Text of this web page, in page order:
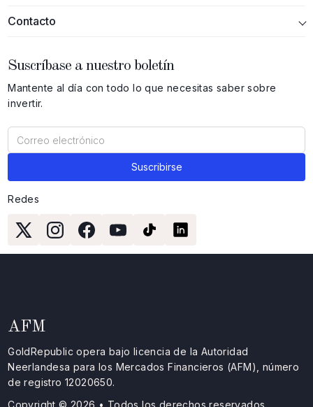
Contacto
Suscríbase a nuestro boletín
Mantente al día con todo lo que necesitas saber sobre
invertir.
Redes
AFM
GoldRepublic opera bajo licencia de la Autoridad
Neerlandesa para los Mercados Financieros (AFM), número
de registro 12020650.
Copyright © 2026 • Todos los derechos reservados